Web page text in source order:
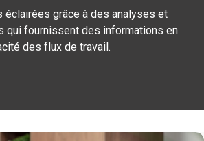
grâce à des analyses et
qui fournissent des informations en
des flux de travail.